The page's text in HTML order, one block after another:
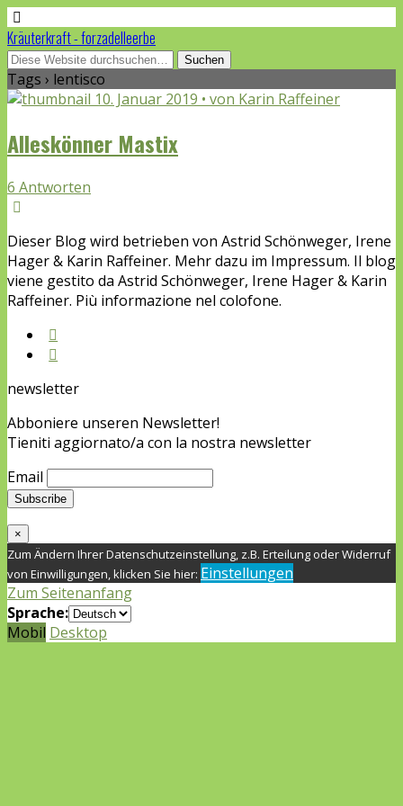
Kräuterkraft - forzadelleerbe
Tags › lentisco
10. Januar 2019 • von Karin Raffeiner
Alleskönner Mastix
6 Antworten
Dieser Blog wird betrieben von Astrid Schönweger, Irene
Hager & Karin Raffeiner. Mehr dazu im Impressum. Il blog
viene gestito da Astrid Schönweger, Irene Hager & Karin
Raffeiner. Più informazione nel colofone.
newsletter
Abboniere unseren Newsletter!
Tieniti aggiornato/a con la nostra newsletter
Email
×
Zum Ändern Ihrer Datenschutzeinstellung, z.B. Erteilung oder Widerruf
von Einwilligungen, klicken Sie hier: Einstellungen
Zum Seitenanfang
Sprache:
Mobil Desktop